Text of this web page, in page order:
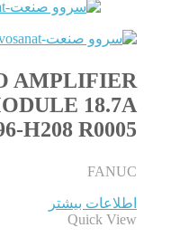
AMPLIFIER
18.7A
H208 R0005
FANUC
اطلاعات بیشتر
Quick View